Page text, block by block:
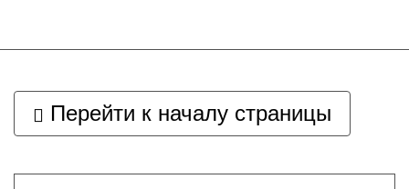
Перейти к началу страницы